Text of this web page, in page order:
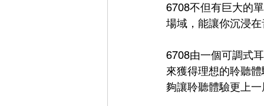
6708不但有巨大的
場域，能讓你沉浸
6708由一個可調式
來獲得理想的聆聽
夠讓聆聽體驗更上